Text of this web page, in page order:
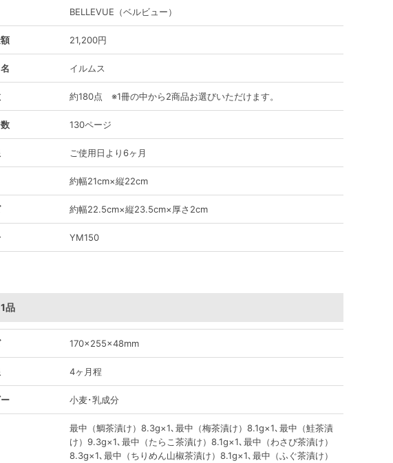
BELLEVUE（ベルビュー）
21,200円
イルムス
約180点 ※1冊の中から2商品お選びいただけます。
130ページ
ご使用日より6ヶ月
約幅21cm×縦22cm
約幅22.5cm×縦23.5cm×厚さ2cm
YM150
品
170×255×48mm
4ヶ月程
小麦･乳成分
最中（鯛茶漬け）8.3g×1､最中（梅茶漬け）8.1g×1､最中（鮭茶漬
け）9.3g×1､最中（たらこ茶漬け）8.1g×1､最中（わさび茶漬け）
8.3g×1､最中（ちりめん山椒茶漬け）8.1g×1､最中（ふぐ茶漬け）